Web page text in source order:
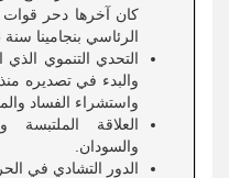
كان آخرها دحر
الرئاسي بنجامينا سنة 2008.
التحدي التنموي
واستشراء الفساد
العلاقة الملتبسة
والسودان.
الدور التشادي في